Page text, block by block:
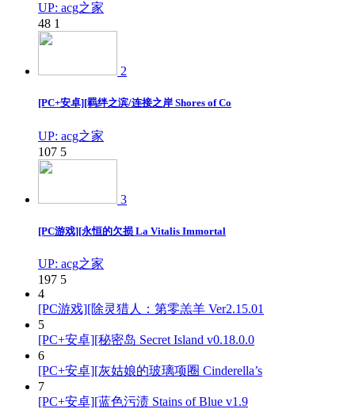
UP: acg之家
48 1
2
[PC+安卓][羁绊之滨/连接之岸 Shores of Co
UP: acg之家
107 5
3
[PC游戏][永恒的欠损 La Vitalis Immortal
UP: acg之家
197 5
4
[PC游戏][除灵猎人：第零羔羊 Ver2.15.01
5
[PC+安卓][秘密岛 Secret Island v0.18.0.0
6
[PC+安卓][灰姑娘的玻璃项圈 Cinderella’s
7
[PC+安卓][蓝色污渍 Stains of Blue v1.9